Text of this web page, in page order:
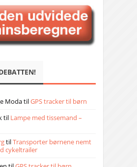
ModatilGPS tracker til børn
til Lampe med tissemand –
tilTransporter børnene nemt
cykeltrailer